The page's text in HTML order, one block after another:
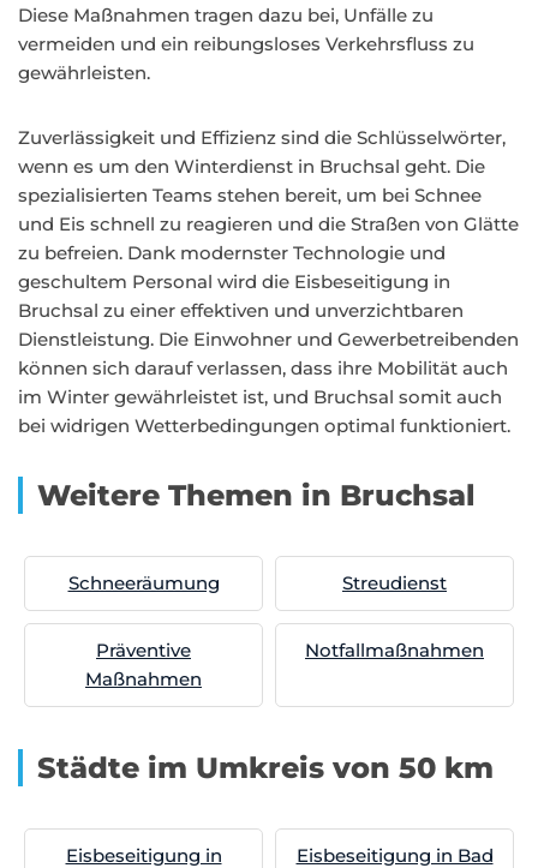
Diese Maßnahmen tragen dazu bei, Unfälle zu
vermeiden und ein reibungsloses Verkehrsfluss zu
gewährleisten.
Zuverlässigkeit und Effizienz sind die Schlüsselwörter,
wenn es um den Winterdienst in Bruchsal geht. Die
spezialisierten Teams stehen bereit, um bei Schnee
und Eis schnell zu reagieren und die Straßen von Glätte
zu befreien. Dank modernster Technologie und
geschultem Personal wird die Eisbeseitigung in
Bruchsal zu einer effektiven und unverzichtbaren
Dienstleistung. Die Einwohner und Gewerbetreibenden
können sich darauf verlassen, dass ihre Mobilität auch
im Winter gewährleistet ist, und Bruchsal somit auch
bei widrigen Wetterbedingungen optimal funktioniert.
Weitere Themen in Bruchsal
Schneeräumung Streudienst
Präventive
Maßnahmen
Notfallmaßnahmen
Städte im Umkreis von 50 km
Eisbeseitigung in
Eisbeseitigung in Bad